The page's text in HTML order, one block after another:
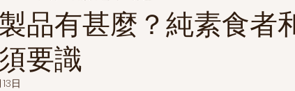
品有甚麼？純素食者
要識
日